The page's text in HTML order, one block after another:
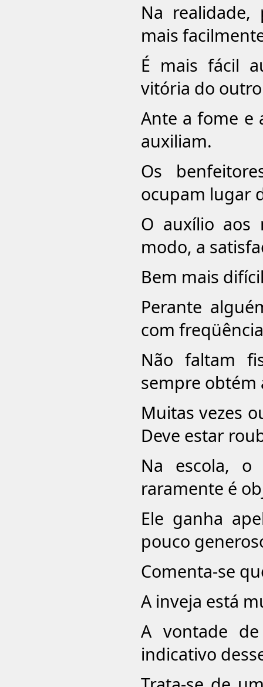
Na realidade,
mais
É mais fácil
vitória do
Ante a fome e
auxiliam.
Os
ocupam lugar
O auxílio aos
modo, a
Bem mais
Perante
com
Não faltam
sempre obtém
Muitas vezes
Deve estar
Na escola,
raramente é
Ele ganha
pouco
Comenta-se
A inveja está
A vontade
indicativo